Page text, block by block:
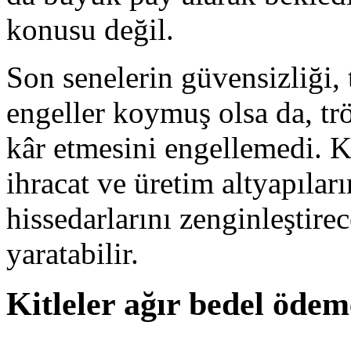
konusu değil.
Son senelerin güvensizliği,
engeller koymuş olsa da,
kâr etmesini engellemedi.
ihracat ve üretim
hissedarlarını
yaratabilir.
Kitleler ağır bedel